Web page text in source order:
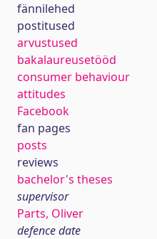
fännilehed
postitused
arvustused
bakalaureusetööd
consumer behaviour
attitudes
Facebook
fan pages
posts
reviews
bachelor's theses
supervisor
Parts, Oliver
defence date